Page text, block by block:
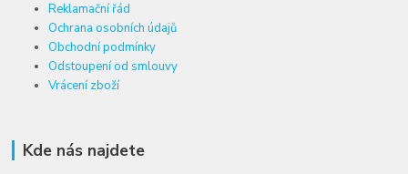
Reklamační řád
Ochrana osobních údajů
Obchodní podmínky
Odstoupení od smlouvy
Vrácení zboží
Kde nás najdete